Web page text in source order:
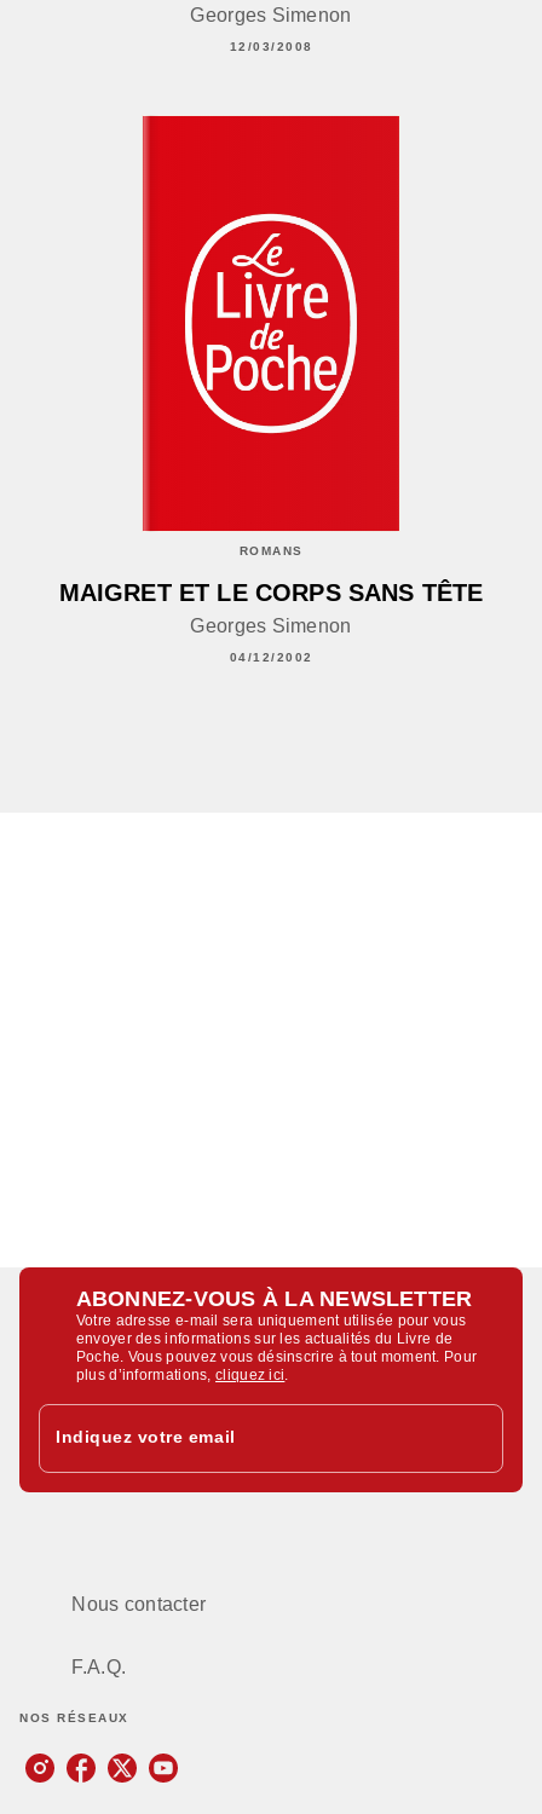
Georges Simenon
12/03/2008
ROMANS
MAIGRET ET LE CORPS SANS TÊTE
Georges Simenon
04/12/2002
ABONNEZ-VOUS À LA NEWSLETTER
Votre adresse e-mail sera uniquement utilisée pour vous
envoyer des informations sur les actualités du Livre de
Poche. Vous pouvez vous désinscrire à tout moment. Pour
plus d’informations,cliquez ici
Indiquez votre email
Nous contacter
F.A.Q.
NOS RÉSEAUX